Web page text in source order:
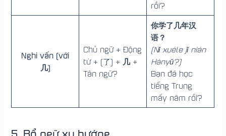
rồi?
Nghi vấn (với
几)
Chủ ngữ + Động
từ + (了) + 几+
Tân ngữ?
你学了几年汉
语？
(Nǐ xuéle jǐ nián
Hànyǔ?)
Bạn đã học
tiếng Trung
mấy năm rồi?
5. Bổ ngữ xu hướng